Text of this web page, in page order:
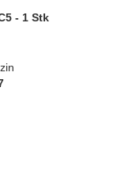
- 1 Stk